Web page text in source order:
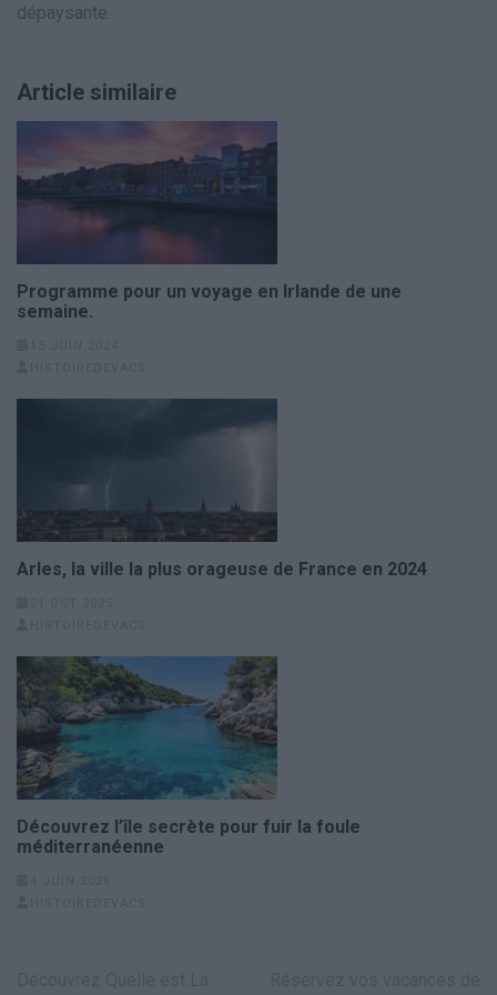
dépaysante.
Article similaire
Programme pour un voyage en Irlande de une
semaine.
Arles, la ville la plus orageuse de France en 2024
Découvrez l’île secrète pour fuir la foule
méditerranéenne